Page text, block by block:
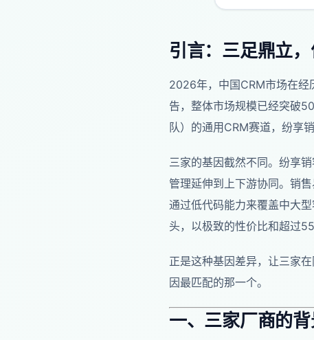
引言：三足鼎立
2026年，中国CRM市场在经
告，整体市场规模已经突破
队）的通用CRM赛道，纷享
三家的基因截然不同。纷享
管理延伸到上下游协同。销
通过低代码能力来覆盖中大
头，以极致的性价比和超过
正是这种基因差异，让三家
因最匹配的那一个。
一、三家厂商的